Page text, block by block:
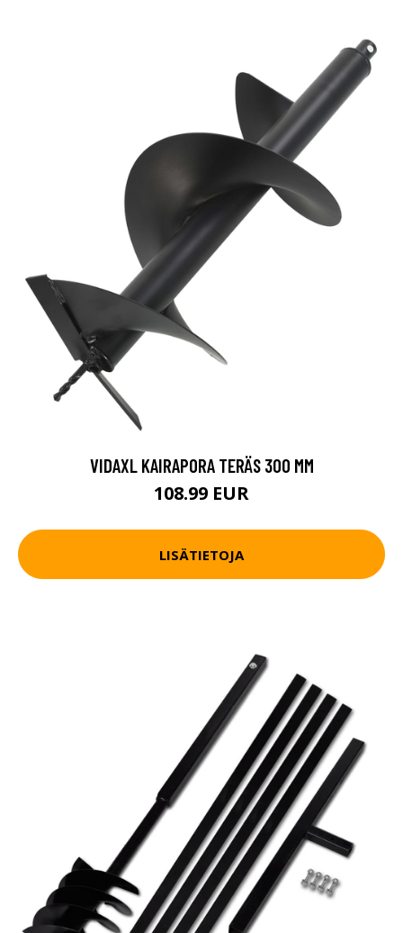
VIDAXL KAIRAPORA TERÄS 300 MM
108.99 EUR
LISÄTIETOJA